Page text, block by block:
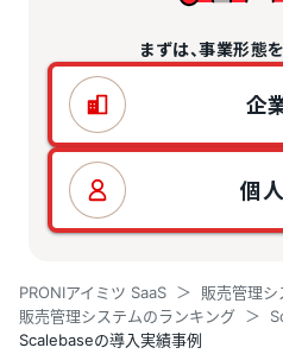
まずは、事業形態
企
個
PRONIアイミツ SaaS
販売管理シ
販売管理システムのランキング
Scalebaseの導入実績事例